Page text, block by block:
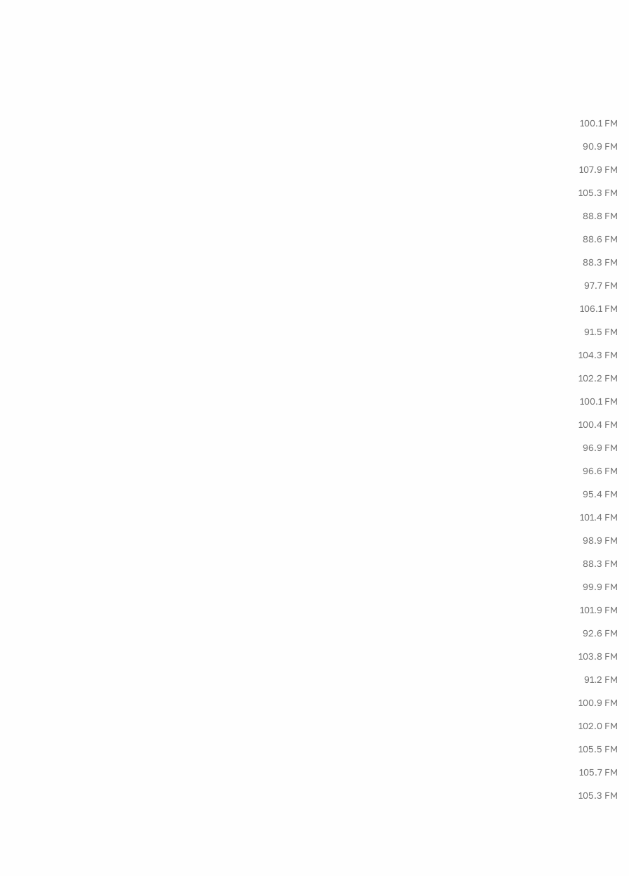
100.1 FM
90.9 FM
107.9 FM
105.3 FM
88.8 FM
88.6 FM
88.3 FM
97.7 FM
106.1 FM
91.5 FM
104.3 FM
102.2 FM
100.1 FM
100.4 FM
96.9 FM
96.6 FM
95.4 FM
101.4 FM
98.9 FM
88.3 FM
99.9 FM
101.9 FM
92.6 FM
103.8 FM
91.2 FM
100.9 FM
102.0 FM
105.5 FM
105.7 FM
105.3 FM